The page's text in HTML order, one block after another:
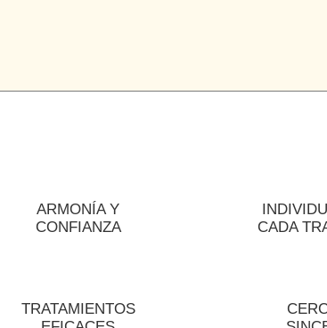
ARMONÍA Y
CONFIANZA
CADA
TRATAMIENTOS